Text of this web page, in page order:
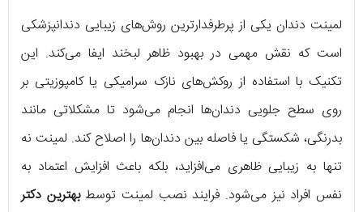
لمینت دندان یکی از پرطرفدارترین روش‌های زیبایی دندانپزشکی
است که نقش مهمی در بهبود ظاهر لبخند ایفا می‌کند. این
تکنیک با استفاده از روکش‌های نازک سرامیکی یا کامپوزیتی بر
روی سطح جلویی دندان‌ها انجام می‌شود تا مشکلاتی مانند
بدرنگی، شکستگی یا فاصله بین دندان‌ها را اصلاح کند. لمینت نه
تنها به زیبایی ظاهری می‌افزاید، بلکه باعث افزایش اعتماد به
نفس افراد نیز می‌شود. فرایند نصب لمینت توسطبهترین دکتر